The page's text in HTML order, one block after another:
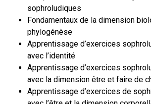
sophroludiques
Fondamentaux de la dimension
phylogénèse
Apprentissage d’exercices
avec l’identité
Apprentissage d’exercices
avec la dimension être et faire de
Apprentissage d’exercices de